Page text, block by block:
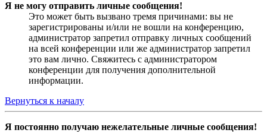
Я не могу отправить личные сообщения!
Это может быть вызвано тремя причинами: вы не
зарегистрированы и/или не вошли на конференцию,
администратор запретил отправку личных сообщений
на всей конференции или же администратор запретил
это вам лично. Свяжитесь с администратором
конференции для получения дополнительной
информации.
Вернуться к началу
Я постоянно получаю нежелательные личные сообщения!